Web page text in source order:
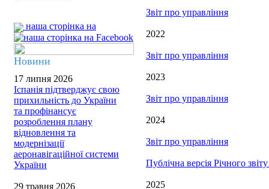
наша сторінка на
Новини
17 липня 2026
Іспанія підтверджує свою
прихильність до України
та профінансує
розроблення плану
відновлення та
модернізації
аеронавігаційної системи
України
29 травня 2026
Звіт про управління
2022
Звіт про управління
2023
Звіт про управління
2024
Звіт про управління
Публічна версія Річного
2025